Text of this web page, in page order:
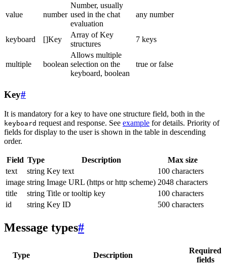
value number
Number, usually
used in the chat
evaluation
any number
keyboard []Key
Array of Key
structures
7 keys
multiple boolean
Allows multiple
selection on the
keyboard, boolean
true or false
Key#
It is mandatory for a key to have one structure field, both in the
keyboard request and response. See example for details. Priority of
fields for display to the user is shown in the table in descending
order.
Field Type Description
Max size
text
string Key text
100 characters
image string Image URL (https or http scheme) 2048 characters
title
string Title or tooltip key
100 characters
id
string Key ID 500 characters
Message types#
Type Description
Required
fields